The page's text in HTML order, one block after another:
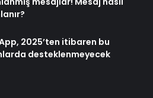
2025’ten itibaren bu
desteklenmeyecek